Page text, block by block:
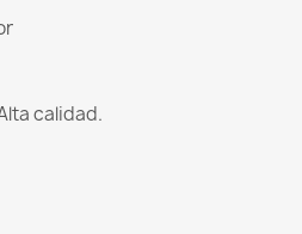
calidad.